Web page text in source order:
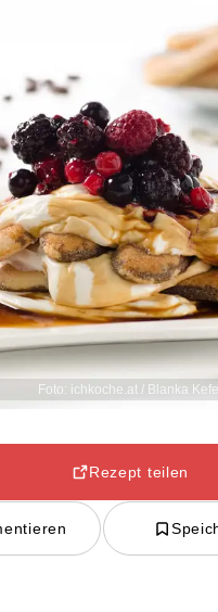
Foto: ichkoche.at / Blanka
Rezept teilen